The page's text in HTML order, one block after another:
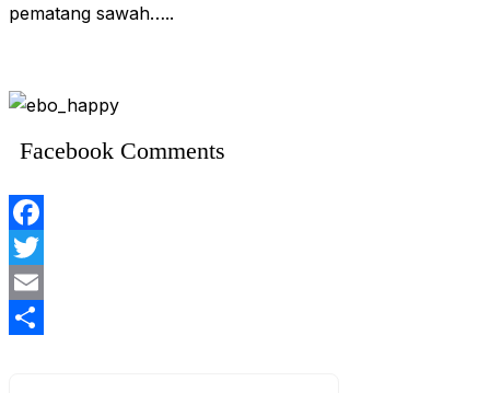
pematang sawah…..
Facebook Comments
Facebook
Twitter
Email